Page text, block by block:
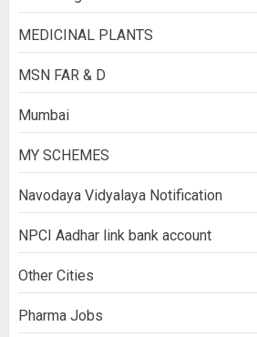
MEDICINAL PLANTS
MSN FAR & D
Mumbai
MY SCHEMES
Navodaya Vidyalaya Notification
NPCI Aadhar link bank account
Other Cities
Pharma Jobs